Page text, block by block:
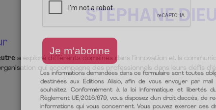
STÉPHANE
a exploré différents domaines dans l’innovation et la
qui accompagne des professionnels dans leurs défis